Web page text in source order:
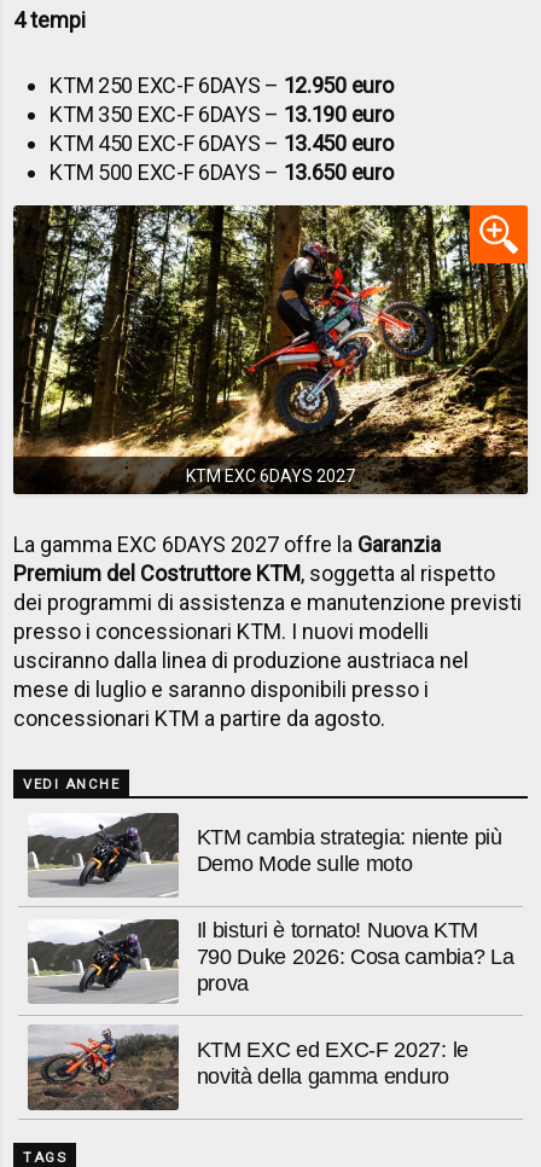
4 tempi
KTM 250 EXC-F 6DAYS – 12.950 euro
KTM 350 EXC-F 6DAYS – 13.190 euro
KTM 450 EXC-F 6DAYS – 13.450 euro
KTM 500 EXC-F 6DAYS – 13.650 euro
KTM EXC 6DAYS 2027
La gamma EXC 6DAYS 2027 offre la Garanzia
Premium del Costruttore KTM, soggetta al rispetto
dei programmi di assistenza e manutenzione previsti
presso i concessionari KTM. I nuovi modelli
usciranno dalla linea di produzione austriaca nel
mese di luglio e saranno disponibili presso i
concessionari KTM a partire da agosto.
VEDI ANCHE
KTM cambia strategia: niente più
Demo Mode sulle moto
Il bisturi è tornato! Nuova KTM
790 Duke 2026: Cosa cambia? La
prova
KTM EXC ed EXC-F 2027: le
novità della gamma enduro
TAGS